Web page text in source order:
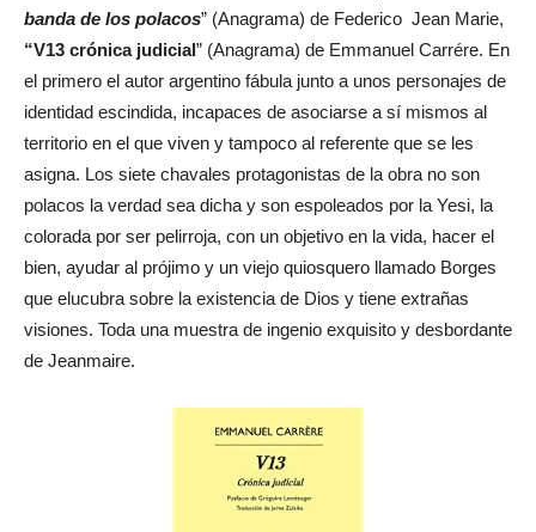
banda de los polacos” (Anagrama) de Federico Jean Marie,
“V13 crónica judicial” (Anagrama) de Emmanuel Carrére. En
el primero el autor argentino fábula junto a unos personajes de
identidad escindida, incapaces de asociarse a sí mismos al
territorio en el que viven y tampoco al referente que se les
asigna. Los siete chavales protagonistas de la obra no son
polacos la verdad sea dicha y son espoleados por la Yesi, la
colorada por ser pelirroja, con un objetivo en la vida, hacer el
bien, ayudar al prójimo y un viejo quiosquero llamado Borges
que elucubra sobre la existencia de Dios y tiene extrañas
visiones. Toda una muestra de ingenio exquisito y desbordante
de Jeanmaire.